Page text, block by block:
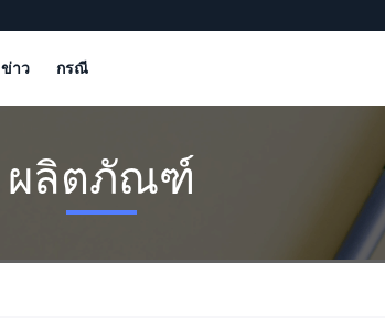
ข่าว กรณี
ผลิตภัณฑ์